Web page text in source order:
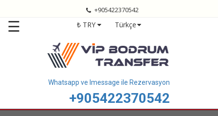
Bodrum
Transfer
+905422370542
☰ ₺ TRY Türkçe
Whatsapp ve Imessage ile Rezervasyon
+905422370542